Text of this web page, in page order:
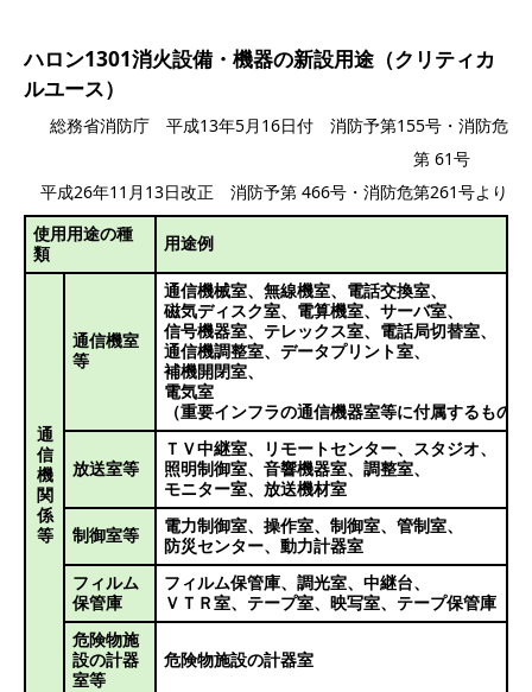
ハロン1301消火設備・機器の新設用途（クリティカ
ルユース）
総務省消防庁 平成13年5月16日付 消防予第155号・消防危
第 61号
平成26年11月13日改正 消防予第 466号・消防危第261号より
使用用途の種
類
用途例
通
信
機
関
係
等
通信機室
等
通信機械室、 無線機室、 電話交換室、
磁気ディスク室、 電算機室、 サーバ室、
信号機器室、 テレックス室、 電話局切替室、
通信機調整室、 データプリント室、
補機開閉室、
電気室
（重要インフラの通信機器室等に付属するもの）
放送室等
ＴＶ中継室、 リモートセンター、 スタジオ、
照明制御室、 音響機器室、 調整室、
モニター室、 放送機材室
制御室等
電力制御室、 操作室、 制御室、 管制室、
防災センター、 動力計器室
フィルム
保管庫
フィルム保管庫、 調光室、 中継台、
ＶＴＲ室、 テープ室、 映写室、 テープ保管庫
危険物施
設の計器
室等
危険物施設の計器室